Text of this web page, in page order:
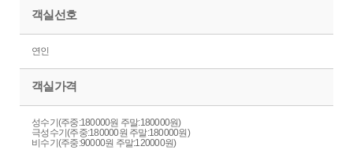
객실선호
연인
객실가격
성수기(주중:180000원 주말:180000원)
극성수기(주중:180000원 주말:180000원)
비수기(주중:90000원 주말:120000원)